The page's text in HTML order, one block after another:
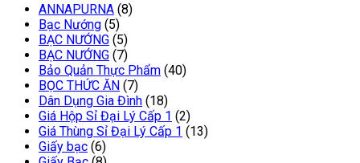
ANNAPURNA (8)
Bạc Nướng (5)
BẠC NƯỚNG (5)
BẠC NƯỚNG (7)
Bảo Quản Thực Phẩm (40)
BỌC THỨC ĂN (7)
Dân Dụng Gia Đình (18)
Giá Hộp Sỉ Đại Lý Cấp 1 (2)
Giá Thùng Sỉ Đại Lý Cấp 1 (13)
Giấy bạc (6)